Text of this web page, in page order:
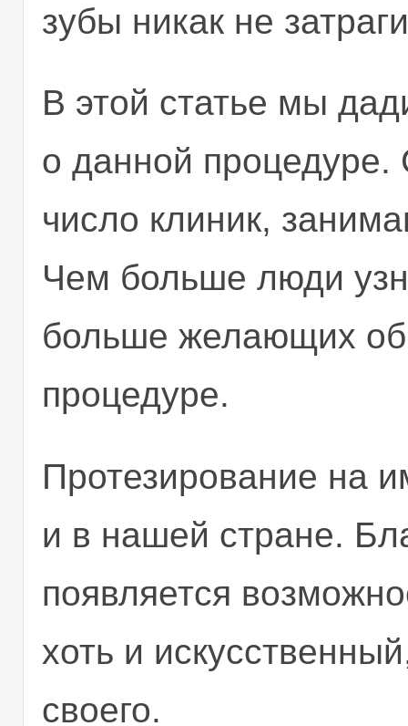
зубы никак не
В этой статье мы
о данной
число клиник,
Чем больше люди
больше желающих
процедуре.
Протезирование на
и в нашей стране.
появляется
хоть и
своего.